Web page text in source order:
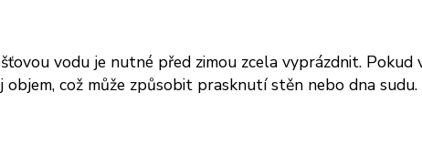
vodu je nutné před zimou zcela vyprázdnit.
objem, což může způsobit prasknutí stěn nebo dna sudu.